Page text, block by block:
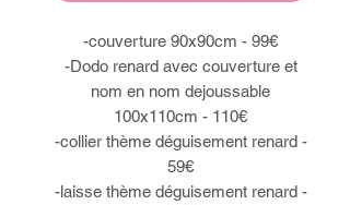
-couverture 90x90cm - 99€
-Dodo renard avec couverture et
nom en nom dejoussable
100x110cm - 110€
-collier thème déguisement renard -
59€
-laisse thème déguisement renard -